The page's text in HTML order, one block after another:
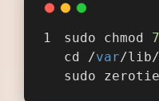
sudo chmod
cd /var/lib/
sudo